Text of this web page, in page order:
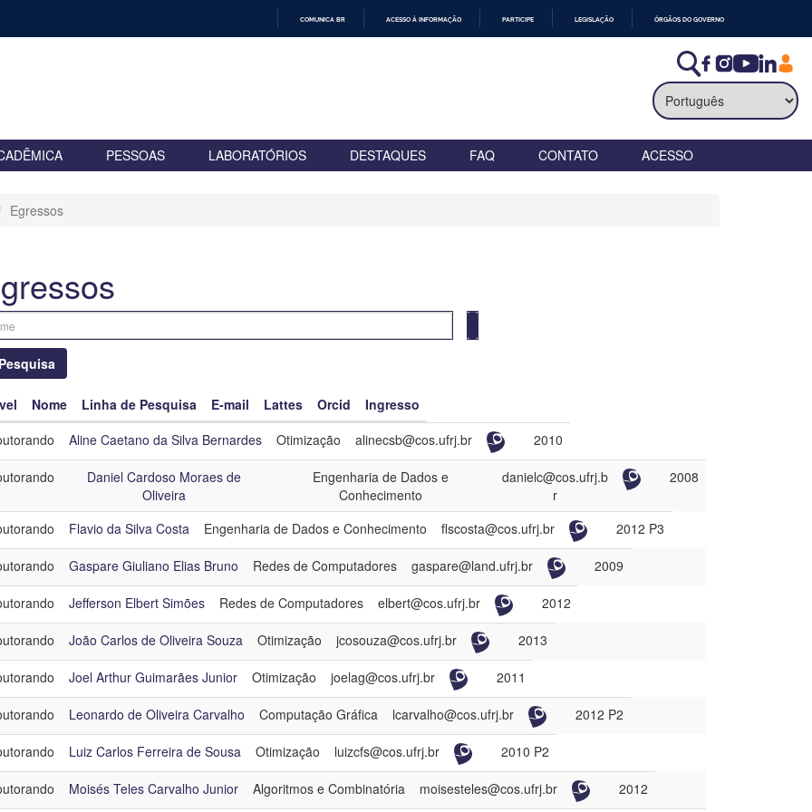
COMUNICA BR ACESSO À INFORMAÇÃO PARTICIPE LEGISLAÇÃO ÓRGÃOS DO GOVERNO
PESSOAS LABORATÓRIOS DESTAQUES FAQ CONTATO ACESSO
Egressos
Pesquisa
de Pesquisa
Egressos Doutorado - Turma 2016
Nome Linha de Pesquisa E-mail Lattes Orcid
Ingresso
Aline Caetano da Silva Bernardes Otimização alinecsb@cos.ufrj.br 2010
Daniel Cardoso Moraes de
Oliveira
Engenharia de Dados e
Conhecimento
danielc@cos.ufrj.b
r
2008
Flavio da Silva Costa Engenharia de Dados e Conhecimento flscosta@cos.ufrj.br 2012 P3
Gaspare Giuliano Elias Bruno Redes de Computadores gaspare@land.ufrj.br 2009
Jefferson Elbert Simões Redes de Computadores elbert@cos.ufrj.br 2012
João Carlos de Oliveira Souza Otimização jcosouza@cos.ufrj.br 2013
Joel Arthur Guimarães Junior Otimização joelag@cos.ufrj.br 2011
Leonardo de Oliveira Carvalho Computação Gráfica lcarvalho@cos.ufrj.br 2012 P2
Luiz Carlos Ferreira de Sousa Otimização luizcfs@cos.ufrj.br 2010 P2
Moisés Teles Carvalho Junior Algoritmos e Combinatória moisesteles@cos.ufrj.br 2012